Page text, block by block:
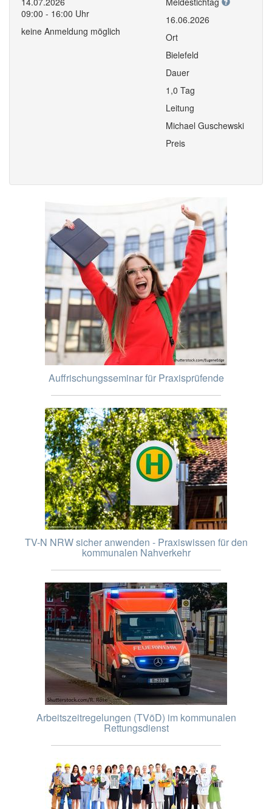
09:00 - 16:00 Uhr
keine Anmeldung möglich
16.06.2026
Ort
Bielefeld
Dauer
1,0 Tag
Leitung
Michael Guschewski
Preis
Auffrischungsseminar für Praxisprüfende
TV-N NRW sicher anwenden - Praxiswissen für den
kommunalen Nahverkehr
Arbeitszeitregelungen (TVöD) im kommunalen
Rettungsdienst